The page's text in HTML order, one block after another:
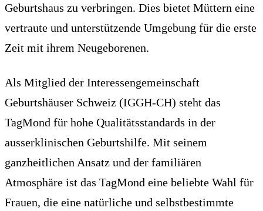
Geburtshaus zu verbringen. Dies bietet Müttern eine
vertraute und unterstützende Umgebung für die erste
Zeit mit ihrem Neugeborenen.
Als Mitglied der Interessengemeinschaft
Geburtshäuser Schweiz (IGGH-CH) steht das
TagMond für hohe Qualitätsstandards in der
ausserklinischen Geburtshilfe. Mit seinem
ganzheitlichen Ansatz und der familiären
Atmosphäre ist das TagMond eine beliebte Wahl für
Frauen, die eine natürliche und selbstbestimmte